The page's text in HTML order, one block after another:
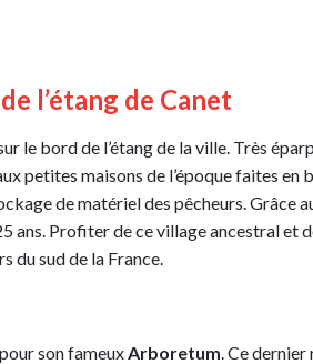
l’étang de Canet
le bord de l’étang de la ville. Très
petites maisons de l’époque faites
de matériel des pêcheurs. Grâce
ans. Profiter de ce village ancestral et
du sud de la France.
son fameuxArboretum. Ce dernier